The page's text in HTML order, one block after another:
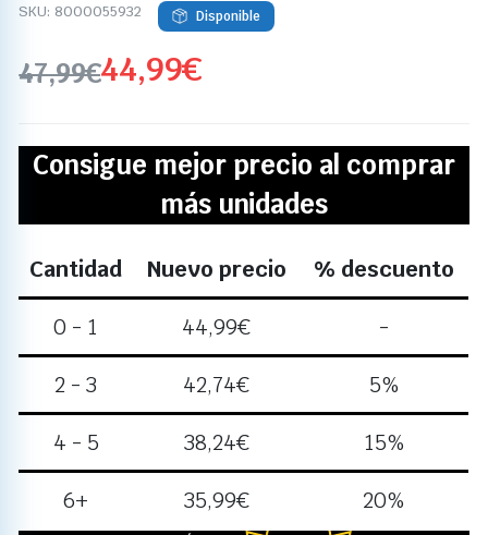
SKU: 8000055932 Disponible
47,99€44,99€
Consigue mejor precio al comprar
más unidades
Cantidad Nuevo precio % descuento
0 - 1 44,99€ -
2 - 3 42,74€ 5%
4 - 5 38,24€ 15%
6+ 35,99€ 20%